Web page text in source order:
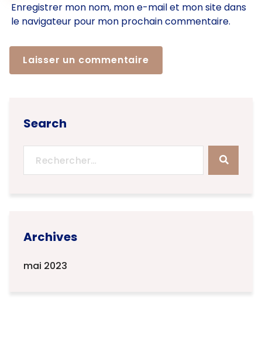
Enregistrer mon nom, mon e-mail et mon site dans
le navigateur pour mon prochain commentaire.
Search
Archives
mai 2023